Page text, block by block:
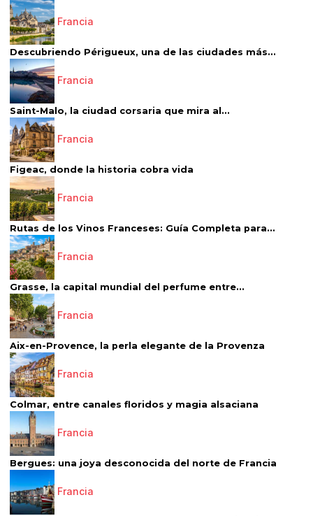
Francia
Descubriendo Périgueux, una de las ciudades más...
Francia
Saint-Malo, la ciudad corsaria que mira al...
Francia
Figeac, donde la historia cobra vida
Francia
Rutas de los Vinos Franceses: Guía Completa para...
Francia
Grasse, la capital mundial del perfume entre...
Francia
Aix-en-Provence, la perla elegante de la Provenza
Francia
Colmar, entre canales floridos y magia alsaciana
Francia
Bergues: una joya desconocida del norte de Francia
Francia